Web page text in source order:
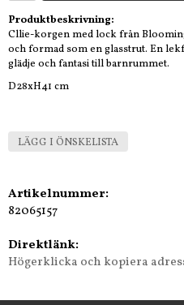
Produktbeskrivning:
Cllie-korgen med lock från
och formad som en glasstrut. En
glädje och fantasi till barnrummet.
D28xH41 cm
LÄGG I ÖNSKELISTA
Artikelnummer:
82065157
Direktlänk:
Högerklicka och kopiera